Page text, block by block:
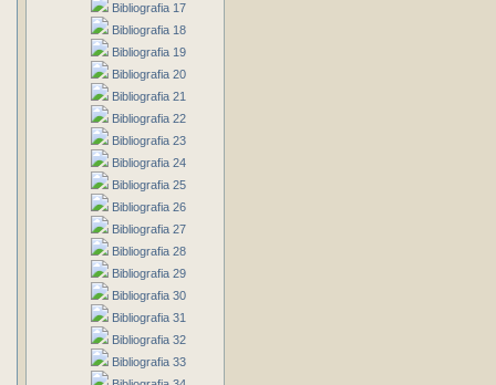
Bibliografia 17
Bibliografia 18
Bibliografia 19
Bibliografia 20
Bibliografia 21
Bibliografia 22
Bibliografia 23
Bibliografia 24
Bibliografia 25
Bibliografia 26
Bibliografia 27
Bibliografia 28
Bibliografia 29
Bibliografia 30
Bibliografia 31
Bibliografia 32
Bibliografia 33